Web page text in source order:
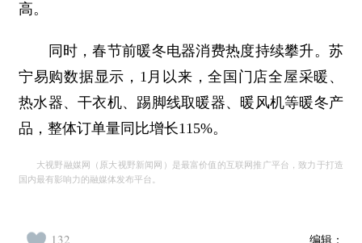
高。
同时，春节前暖冬电器消费热度持续攀升。苏
宁易购数据显示，1月以来，全国门店全屋采暖、
热水器、干衣机、踢脚线取暖器、暖风机等暖冬产
品，整体订单量同比增长115%。
大视野融媒网（原大视野新闻网）是最富价值的互联网推广平台，致力于打造
国内最有影响力的融媒体发布平台。
编辑：
132